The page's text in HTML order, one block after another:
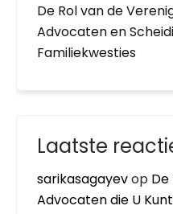
De Rol van de
Advocaten en
Familiekwesties
Laatste
sarikasagayevop De
Advocaten die U